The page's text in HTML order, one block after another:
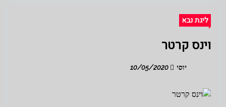
ליגת נבא
וינס קרטר
יוסי